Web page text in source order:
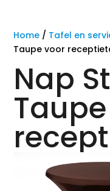
Home / Tafel en
Taupe voor
Nap